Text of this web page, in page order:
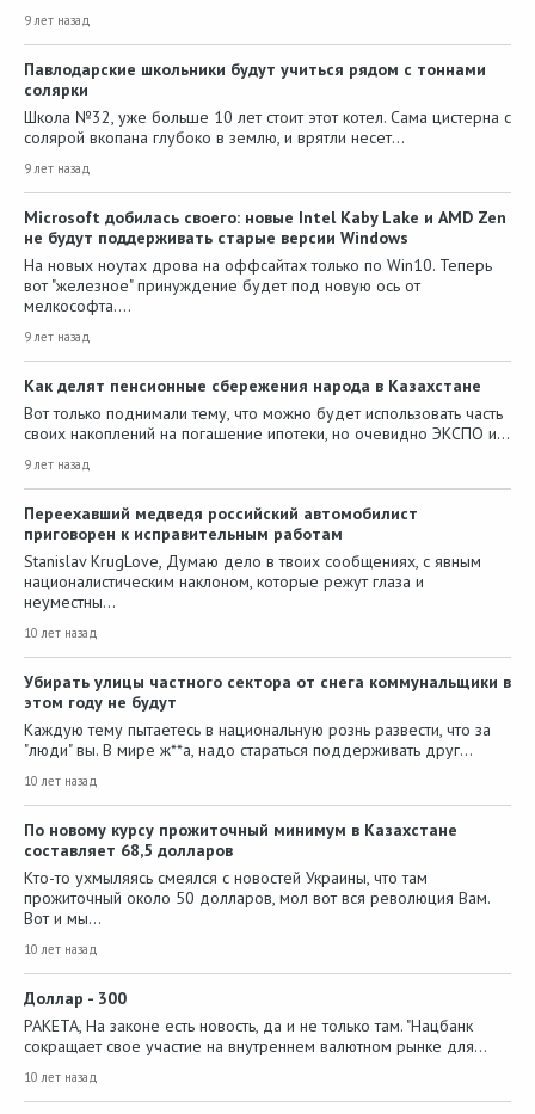
9 лет назад
Павлодарские школьники будут учиться рядом с тоннами
солярки
Школа №32, уже больше 10 лет стоит этот котел. Сама цистерна с
солярой вкопана глубоко в землю, и врятли несет…
9 лет назад
Microsoft добилась своего: новые Intel Kaby Lake и AMD Zen
не будут поддерживать старые версии Windows
На новых ноутах дрова на оффсайтах только по Win10. Теперь
вот "железное" принуждение будет под новую ось от
мелкософта.…
9 лет назад
Как делят пенсионные сбережения народа в Казахстане
Вот только поднимали тему, что можно будет использовать часть
своих накоплений на погашение ипотеки, но очевидно ЭКСПО и…
9 лет назад
Переехавший медведя российский автомобилист
приговорен к исправительным работам
Stanislav KrugLove, Думаю дело в твоих сообщениях, с явным
националистическим наклоном, которые режут глаза и
неуместны…
10 лет назад
Убирать улицы частного сектора от снега коммунальщики в
этом году не будут
Каждую тему пытаетесь в национальную рознь развести, что за
"люди" вы. В мире ж**а, надо стараться поддерживать друг…
10 лет назад
По новому курсу прожиточный минимум в Казахстане
составляет 68,5 долларов
Кто-то ухмыляясь смеялся с новостей Украины, что там
прожиточный около 50 долларов, мол вот вся революция Вам.
Вот и мы…
10 лет назад
Доллар - 300
PAKETA, На законе есть новость, да и не только там. "Нацбанк
сокращает свое участие на внутреннем валютном рынке для…
10 лет назад